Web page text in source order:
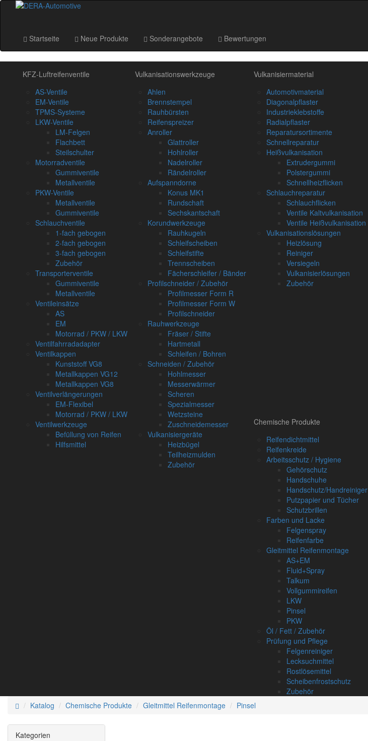
Startseite Neue Produkte Sonderangebote Bewertungen
KFZ-Luftreifenventile
AS-Ventile
EM-Ventile
TPMS-Systeme
LKW-Ventile
LM-Felgen
Flachbett
Steilschulter
Motorradventile
Gummiventile
Metallventile
PKW-Ventile
Metallventile
Gummiventile
Schlauchventile
1-fach gebogen
2-fach gebogen
3-fach gebogen
Zubehör
Transporterventile
Gummiventile
Metallventile
Ventileinsätze
AS
EM
Motorrad / PKW / LKW
Ventilfahrradadapter
Ventilkappen
Kunststoff VG8
Metallkappen VG12
Metallkappen VG8
Ventilverlängerungen
EM-Flexibel
Motorrad / PKW / LKW
Ventilwerkzeuge
Befüllung von Reifen
Hilfsmittel
Vulkanisationswerkzeuge
Ahlen
Brennstempel
Rauhbürsten
Reifenspreizer
Anroller
Glattroller
Hohlroller
Nadelroller
Rändelroller
Aufspanndorne
Konus MK1
Rundschaft
Sechskantschaft
Korundwerkzeuge
Rauhkugeln
Schleifscheiben
Schleifstifte
Trennscheiben
Fächerschleifer / Bänder
Profilschneider / Zubehör
Profilmesser Form R
Profilmesser Form W
Profilschneider
Rauhwerkzeuge
Fräser / Stifte
Hartmetall
Schleifen / Bohren
Schneiden / Zubehör
Hohlmesser
Messerwärmer
Scheren
Spezialmesser
Wetzsteine
Zuschneidemesser
Vulkanisiergeräte
Heizbügel
Teilheizmulden
Zubehör
Vulkanisiermaterial
Automotivmaterial
Diagonalpflaster
Industrieklebstoffe
Radialpflaster
Reparatursortimente
Schnellreparatur
Heißvulkanisation
Extrudergummi
Polstergummi
Schnellheizflicken
Schlauchreparatur
Schlauchflicken
Ventile Kaltvulkanisation
Ventile Heißvulkanisation
Vulkanisationslösungen
Heizlösung
Reiniger
Versiegeln
Vulkanisierlösungen
Zubehör
Chemische Produkte
Reifendichtmittel
Reifenkreide
Arbeitsschutz / Hygiene
Gehörschutz
Handschuhe
Handschutz/Handreiniger
Putzpapier und Tücher
Schutzbrillen
Farben und Lacke
Felgenspray
Reifenfarbe
Gleitmittel Reifenmontage
AS+EM
Fluid+Spray
Talkum
Vollgummireifen
LKW
Pinsel
PKW
Öl / Fett / Zubehör
Prüfung und Pflege
Felgenreiniger
Lecksuchmittel
Rostlösemittel
Scheibenfrostschutz
Zubehör
Katalog Chemische Produkte Gleitmittel Reifenmontage Pinsel
Kategorien